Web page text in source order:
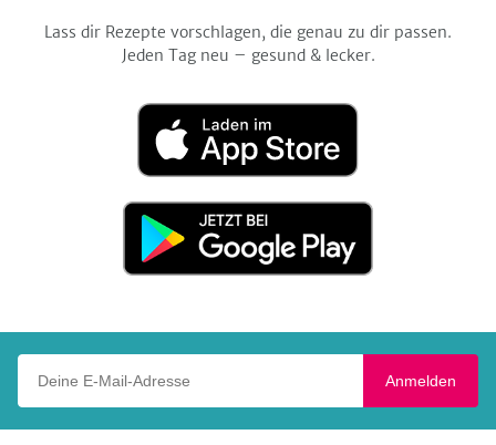
Lass dir Rezepte vorschlagen, die genau zu dir passen.
Jeden Tag neu – gesund & lecker.
Laden
im
App
Jetzt
Google
Anmelden